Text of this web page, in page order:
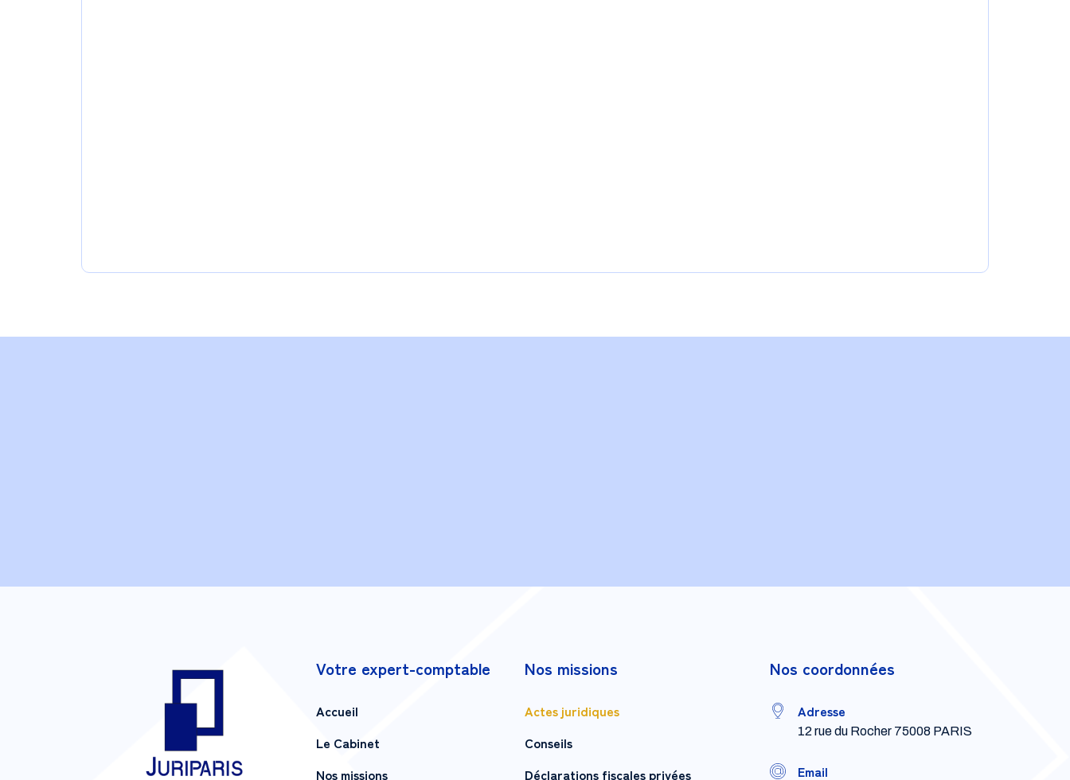
Votre expert-comptable
Accueil
Le Cabinet
Nos missions
Nos missions
Actes juridiques
Conseils
Déclarations fiscales privées
Nos coordonnées
Adresse
12 rue du Rocher 75008 PARIS
Email